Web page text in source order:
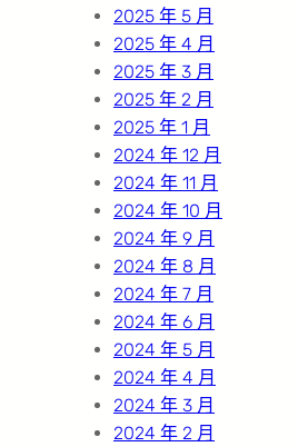
2025 年 5 月
2025 年 4 月
2025 年 3 月
2025 年 2 月
2025 年 1 月
2024 年 12 月
2024 年 11 月
2024 年 10 月
2024 年 9 月
2024 年 8 月
2024 年 7 月
2024 年 6 月
2024 年 5 月
2024 年 4 月
2024 年 3 月
2024 年 2 月